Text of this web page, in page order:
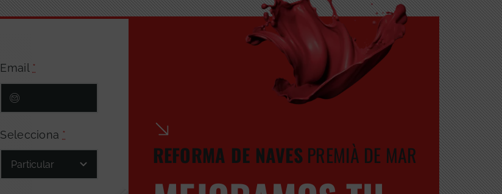
Email *
Selecciona *
REFORMA DE NAVESPREMIÀ DE MAR